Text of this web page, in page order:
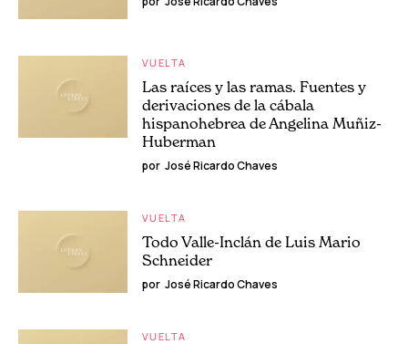
VUELTA
Las raíces y las ramas. Fuentes y
derivaciones de la cábala
hispanohebrea de Angelina Muñiz-
Huberman
por José Ricardo Chaves
VUELTA
Todo Valle-Inclán de Luis Mario
Schneider
por José Ricardo Chaves
VUELTA